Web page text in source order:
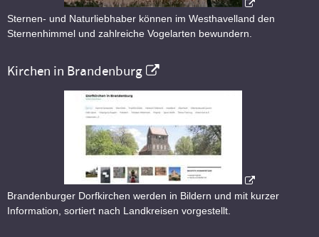
Sternen- und Naturliebhaber können im Westhavelland den
Sternenhimmel und zahlreiche Vogelarten bewundern.
Kirchen in Brandenburg
Brandenburger Dorfkirchen werden in Bildern und mit kurzer
Information, sortiert nach Landkreisen vorgestellt.